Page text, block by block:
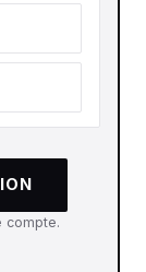
compte.